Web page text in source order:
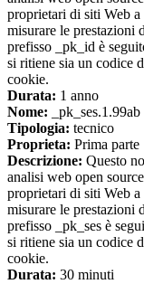
proprietari di siti Web
misurare le prestazioni
prefisso _pk_id è
si ritiene sia un codice
cookie.
Durata: 1 anno
Nome: _pk_ses.1.99ab
Tipologia: tecnico
Proprieta: Prima parte
Descrizione: Questo
analisi web open
proprietari di siti Web
misurare le prestazioni
prefisso _pk_ses è
si ritiene sia un codice
cookie.
Durata: 30 minuti